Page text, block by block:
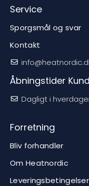
Service
Sporgsmål og svar
Kontakt
Åbningstider
Dagligt i
Forretning
Bliv forhandler
Om Heatnordic
Leveringsbetingelser